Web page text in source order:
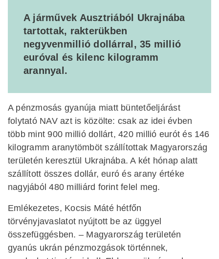
A járművek Ausztriából Ukrajnába
tartottak, rakterükben
negyvenmillió dollárral, 35 millió
euróval és kilenc kilogramm
arannyal.
A pénzmosás gyanúja miatt büntetőeljárást
folytató NAV azt is közölte: csak az idei évben
több mint 900 millió dollárt, 420 millió eurót és 146
kilogramm aranytömböt szállítottak Magyarország
területén keresztül Ukrajnába. A két hónap alatt
szállított összes dollár, euró és arany értéke
nagyjából 480 milliárd forint felel meg.
Emlékezetes, Kocsis Máté hétfőn
törvényjavaslatot nyújtott be az üggyel
összefüggésben. – Magyarország területén
gyanús ukrán pénzmozgások történnek,